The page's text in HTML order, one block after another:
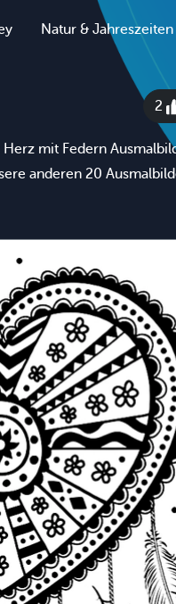
Natur & Jahreszeiten
2
mit Federn
anderen 20